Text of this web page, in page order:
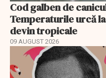
Cod galben de
Temperaturile urcă
devin tropicale
09 AUGUST 2026